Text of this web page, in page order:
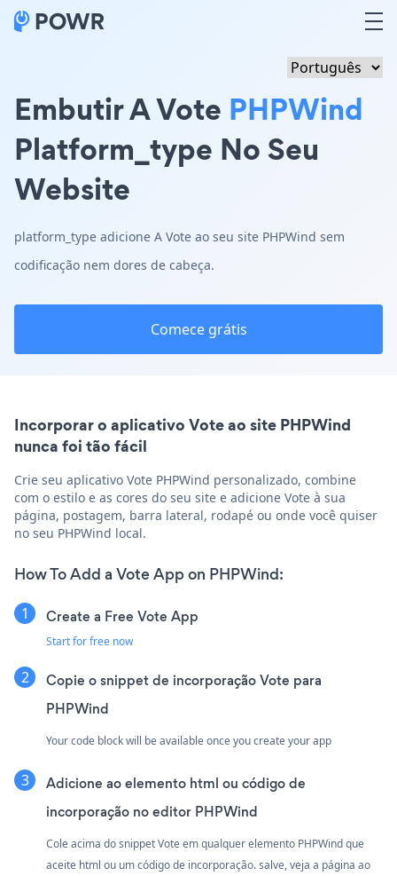
Embutir A Vote PHPWind
Platform_type No Seu
Website
platform_type adicione A Vote ao seu site PHPWind sem
codificação nem dores de cabeça.
Comece grátis
Incorporar o aplicativo Vote ao site PHPWind
nunca foi tão fácil
Crie seu aplicativo Vote PHPWind personalizado, combine
com o estilo e as cores do seu site e adicione Vote à sua
página, postagem, barra lateral, rodapé ou onde você quiser
no seu PHPWind local.
How To Add a Vote App on PHPWind:
Create a Free Vote App
Start for free now
Copie o snippet de incorporação Vote para
PHPWind
Your code block will be available once you create your app
Adicione ao elemento html ou código de
incorporação no editor PHPWind
Cole acima do snippet Vote em qualquer elemento PHPWind que
aceite html ou um código de incorporação. salve, veja a página ao